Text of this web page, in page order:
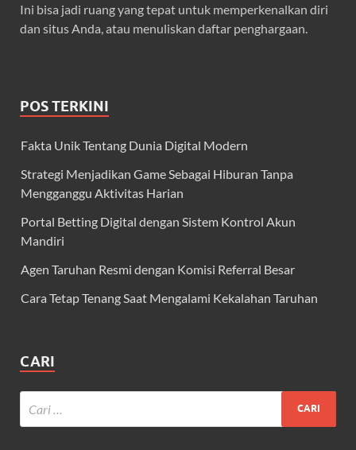
Ini bisa jadi ruang yang tepat untuk memperkenalkan diri
dan situs Anda, atau menuliskan daftar penghargaan.
POS TERKINI
Fakta Unik Tentang Dunia Digital Modern
Strategi Menjadikan Game Sebagai Hiburan Tanpa
Mengganggu Aktivitas Harian
Portal Betting Digital dengan Sistem Kontrol Akun
Mandiri
Agen Taruhan Resmi dengan Komisi Referral Besar
Cara Tetap Tenang Saat Mengalami Kekalahan Taruhan
CARI